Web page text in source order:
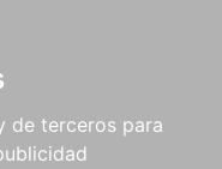
de terceros para